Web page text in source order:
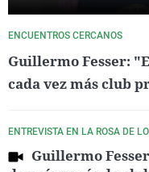
ENCUENTROS CERCANOS
Guillermo Fesser:
cada vez más club
ENTREVISTA EN LA ROSA DE
Guillermo